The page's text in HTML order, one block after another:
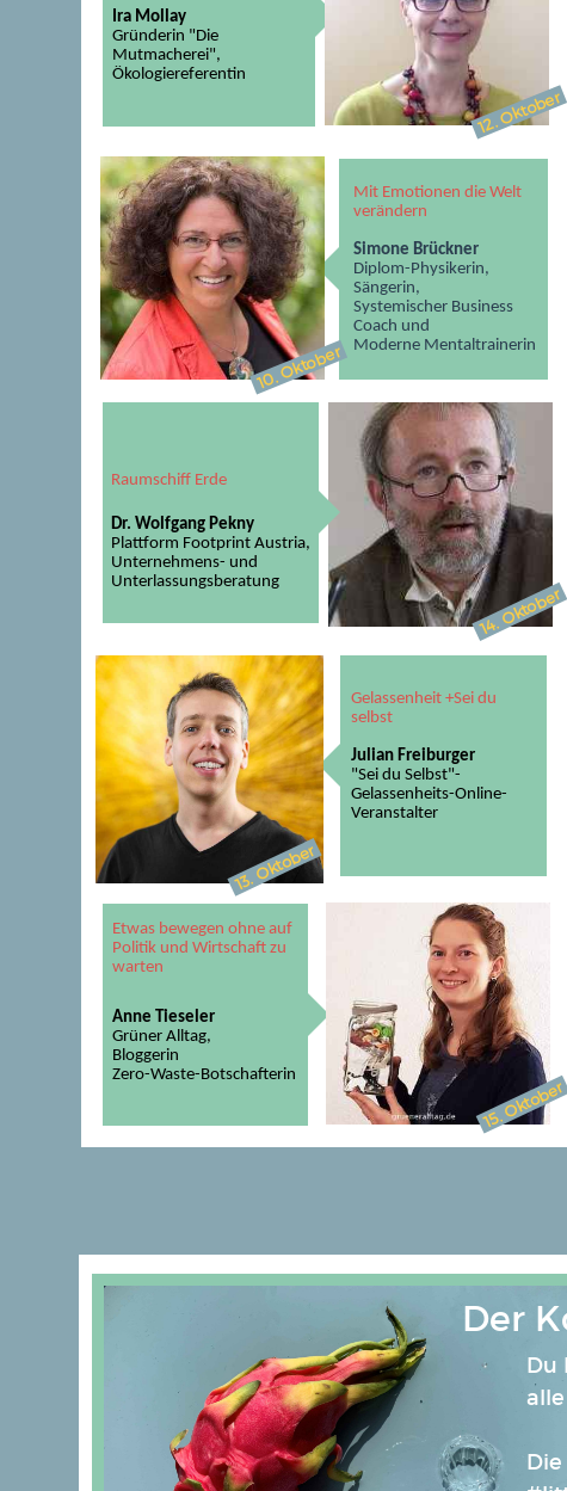
Ira Mollay
Gründerin "Die
Mutmacherei",
Ökologiereferentin
Mit Emotionen die Welt
verändern
Simone Brückner
Diplom-Physikerin,
Sängerin,
Systemischer Business
Coach und
Moderne Mentaltrainerin
Etwas bewegen ohne auf
Politik und Wirtschaft zu
warten
Anne Tieseler
Grüner Alltag,
Bloggerin
Zero-Waste-Botschafterin
Gelassenheit +Sei du
selbst
Julian Freiburger
"Sei du Selbst"-
Gelassenheits-Online-
Veranstalter
13.Oktober
15.
12.Oktober
10. Oktober
14. Oktober
Raumschiff Erde
Dr. Wolfgang Pekny
Plattform Footprint Austria,
Unternehmens- und
Unterlassungsberatung
Der
Du